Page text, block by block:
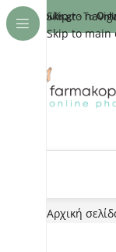
Skip to
Skip to main
- Το
Αρχική